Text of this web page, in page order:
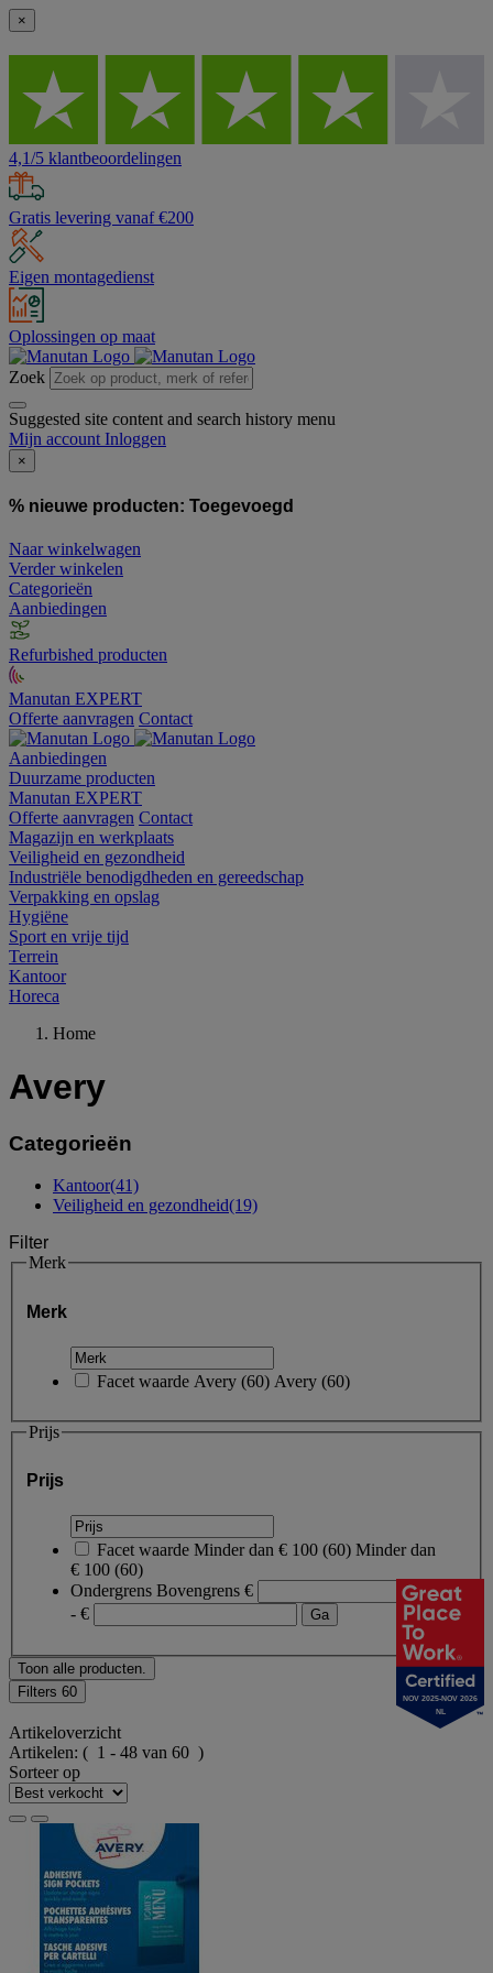
×
4,1/5 klantbeoordelingen
Gratis levering vanaf €200
Eigen montagedienst
Oplossingen op maat
Zoek
Suggested site content and search history menu
Mijn account Inloggen
×
% nieuwe producten: Toegevoegd
Naar winkelwagen
Verder winkelen
Categorieën
Aanbiedingen
Refurbished producten
Manutan EXPERT
Offerte aanvragen Contact
Aanbiedingen
Duurzame producten
Manutan EXPERT
Offerte aanvragen Contact
Magazijn en werkplaats
Veiligheid en gezondheid
Industriële benodigdheden en gereedschap
Verpakking en opslag
Hygiëne
Sport en vrije tijd
Terrein
Kantoor
Horeca
Home
Avery
Categorieën
Kantoor(41)
Veiligheid en gezondheid(19)
Filter
Merk
Merk
Facet waarde Avery (60) Avery (60)
Prijs
Prijs
Facet waarde Minder dan € 100 (60) Minder dan
€ 100 (60)
Ondergrens Bovengrens €
- €
Toon alle producten.
Filters 60
Artikeloverzicht
Artikelen: ( 1 - 48 van 60 )
Sorteer op
NOV 2025-NOV 2026
NL